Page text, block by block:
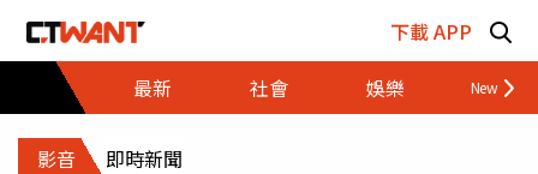
下載 APP
最新
社會 娛樂 財經
影音 即時新聞